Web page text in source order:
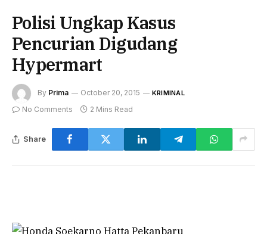
Polisi Ungkap Kasus
Pencurian Digudang
Hypermart
By Prima October 20, 2015 KRIMINAL
No Comments 2 Mins Read
Share